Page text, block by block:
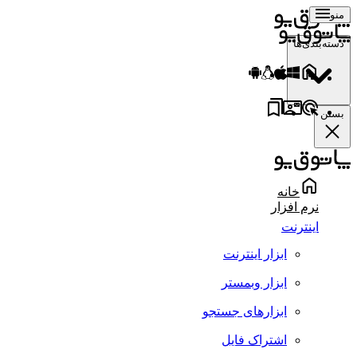
منو
دسته‌بندی‌ها
بستن
خانه
نرم افزار
اینترنت
ابزار اینترنت
ابزار وبمستر
ابزارهای جستجو
اشتراک فایل